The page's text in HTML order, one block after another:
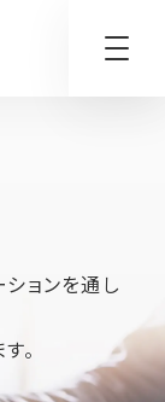
ョンを通し
。